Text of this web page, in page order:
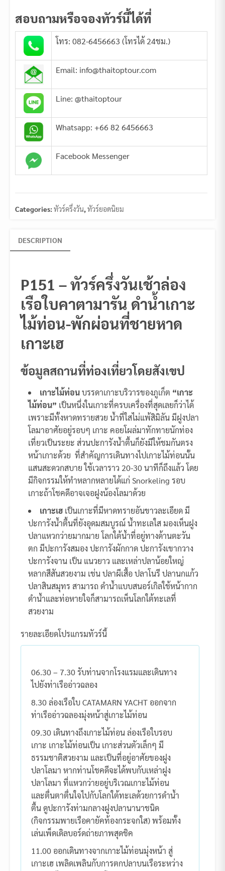
สอบถามหรือจองทัวร์นี้ได้ที่
โทร: 082-6456663 (โทรได้ 24ชม.)
Email: info@thaitoptour.com
Line: @thaitoptour
Whatsapp: +66 82 6456663
Facebook Messenger
Categories: ทัวร์ครึ่งวัน,ทัวร์ยอดนิยม
DESCRIPTION
P151 – ทัวร์ครึ่งวันเช้าล่อง
เรือใบคาตามารัน ดำน้ำเกาะ
ไม้ท่อน-พักผ่อนที่ชายหาด
เกาะเฮ
ข้อมูลสถานที่ท่องเที่ยวโดยสังเขป
เกาะไม้ท่อนบรรดาเกาะบริวารของภูเก็ต “เกาะ
ไม้ท่อน” เป็นหนึ่งในเกาะที่ครบเครื่องที่สุดเลยก็ว่าได้
เพราะมีทั้งหาดทรายสวย น้ำที่ใสไม่แพ้สิมิลัน มีฝูงปลา
โลมาอาศัยอยู่รอบๆ เกาะ คอยโผล่มาทักทายนักท่อง
เที่ยวเป็นระยะ ส่วนปะการังน้ำตื้นก็ยังมีให้ชมกันตรง
หน้าเกาะด้วย ที่สำคัญการเดินทางไปเกาะไม้ท่อนนั้น
แสนสะดวกสบาย ใช้เวลาราว 20-30 นาทีก็ถึงแล้ว โดย
มีกิจกรรมให้ทำหลากหลายได้แก่ Snorkeling รอบ
เกาะถ้าโชคดีอาจเจอฝูงน้องโลมาด้วย
เกาะเฮ เป็นเกาะที่มีหาดทรายอันขาวละเอียด มี
ปะการังน้ำตื้นที่ยังอุดมสมบูรณ์ น้ำทะเลใส มองเห็นฝูง
ปลาแหวกว่ายมากมาย โลกใต้น้ำที่อยู่ทางด้านตะวัน
ตก มีปะการังสมอง ปะการังผักกาด ปะการังเขากวาง
ปะการังจาน เป็น แนวยาว และเหล่าปลาน้อยใหญ่
หลากสีสันสวยงาม เช่น ปลาผีเสื้อ ปลาโนรี ปลานกแก้ว
ปลาสินสมุทร สามารถ ดำน้ำแบบสนอร์เกิลใช้หน้ากาก
ดำน้ำและท่อหายใจก็สามารถเห็นโลกใต้ทะเลที่
สวยงาม
รายละเอียดโปรแกรมทัวร์นี้
06.30 – 7.30 รับท่านจากโรงแรมและเดินทาง
ไปยังท่าเรืออ่าวฉลอง
8.30 ล่องเรือใบ CATAMARN YACHT ออกจาก
ท่าเรืออ่าวฉลองมุ่งหน้าสู่เกาะไม้ท่อน
09.30 เดินทางถึงเกาะไม้ท่อน ล่องเรือใบรอบ
เกาะ เกาะไม้ท่อนเป็น เกาะส่วนตัวเล็กๆ มี
ธรรมชาติสวยงาม และเป็นที่อยู่อาศัยของฝูง
ปลาโลมา หากท่านโชคดีจะได้พบกับเหล่าฝูง
ปลาโลมา ที่แหวกว่ายอยู่บริเวณเกาะไม้ท่อน
และตื่นตาตื่นใจไปกับโลกใต้ทะเลด้วยการดำน้ำ
ตื้น ดูปะการังท่ามกลางฝูงปลานานาชนิด
(กิจกรรมพายเรือคายัคท้องกระจกใส) พร้อมทั้ง
เล่นเพ็ดเดิลบอร์ดถ่ายภาพสุดชิค
11.00 ออกเดินทางจากเกาะไม้ท่อนมุ่งหน้า สู่
เกาะเฮ เพลิดเพลินกับการตกปลาบนเรือระหว่าง